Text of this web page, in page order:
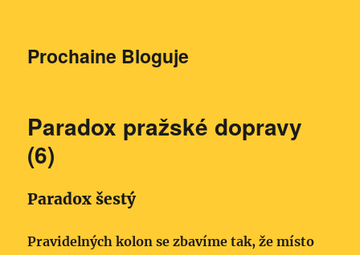
Prochaine Bloguje
Paradox pražské dopravy
(6)
Paradox šestý
Pravidelných kolon se zbavíme tak, že místo